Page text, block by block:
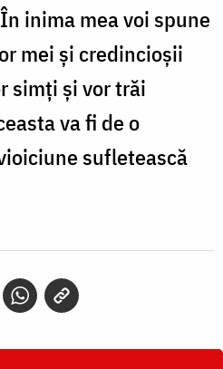
inima mea voi spune
mei și credincioșii
simți și vor trăi
va fi de o
sufletească